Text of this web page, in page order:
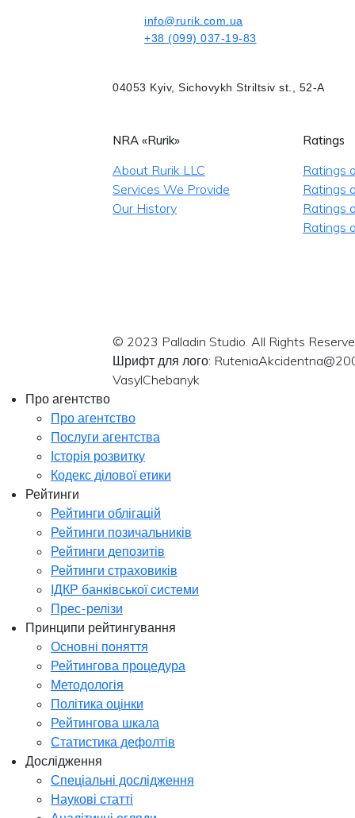
info@rurik.com.ua
+38 (099) 037-19-83
04053 Kyiv, Sichovykh Striltsiv st., 52-A
NRA «Rurik»
About Rurik LLC
Services We Provide
Our History
Ratings
Ratings
Ratings
Ratings
Ratings
© 2023 Palladin Studio. All Rights
Шрифт для лого:
VasylChebanyk
Про агентство
Про агентство
Послуги агентства
Історія розвитку
Кодекс ділової етики
Рейтинги
Рейтинги облігацій
Рейтинги позичальників
Рейтинги депозитів
Рейтинги страховиків
ІДКР банківської системи
Прес-релізи
Принципи рейтингування
Основні поняття
Рейтингова процедура
Методологія
Політика оцінки
Рейтингова шкала
Статистика дефолтів
Дослідження
Спеціальні дослідження
Наукові статті